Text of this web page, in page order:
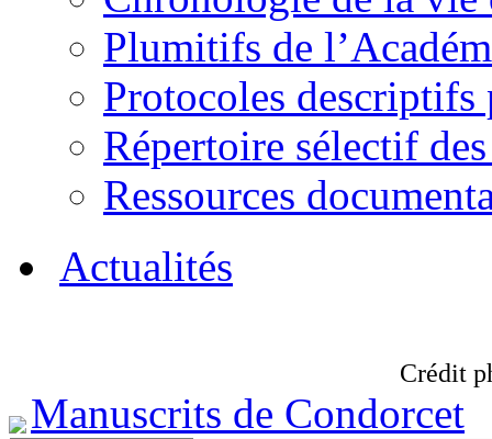
Plumitifs de
Protocoles descriptifs
Répertoire sélectif
Ressources
Actualités
Crédit
Manuscrits de Condorcet